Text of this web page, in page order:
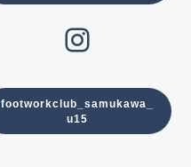
Instagram
footworkclub_samukawa_
u15